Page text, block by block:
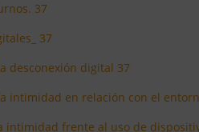
37
37
desconexión digital 37
intimidad en relación con el
intimidad frente al uso de